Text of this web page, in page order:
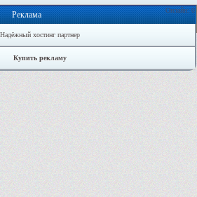
Онлайн: 0
Реклама
Надёжный хостинг партнер
Купить рекламу